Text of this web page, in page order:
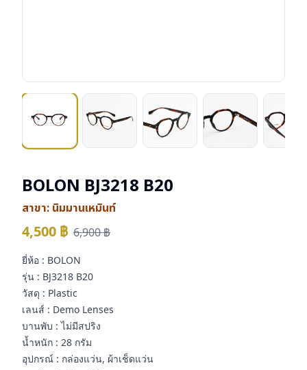
BOLON BJ3218 B20
สาขา: นิมมานเหมินท์
4,500 ฿ 6,900฿
ยี่ห้อ : BOLON
รุ่น : BJ3218 B20
วัสดุ : Plastic
เลนส์ : Demo Lenses
บานพับ : ไม่มีสปริง
น้ำหนัก : 28 กรัม
อุปกรณ์ : กล่องแว่น, ผ้าเช็ดแว่น